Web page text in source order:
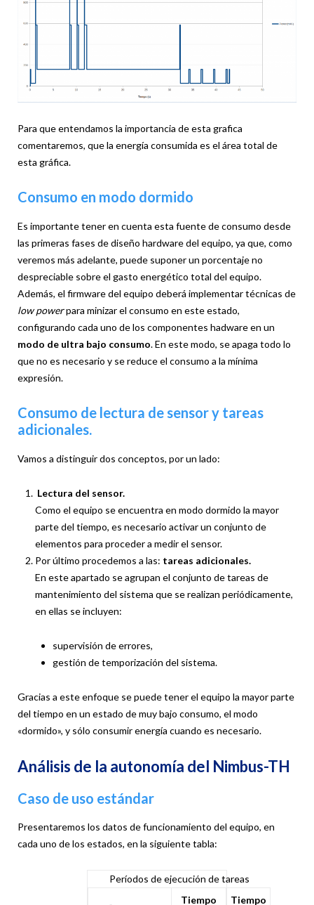
Para que entendamos la importancia de esta grafica
comentaremos, que la energía consumida es el área total de
esta gráfica.
Consumo en modo dormido
Es importante tener en cuenta esta fuente de consumo desde
las primeras fases de diseño hardware del equipo, ya que, como
veremos más adelante, puede suponer un porcentaje no
despreciable sobre el gasto energético total del equipo.
Además, el firmware del equipo deberá implementar técnicas de
low powerpara minizar el consumo en este estado,
configurando cada uno de los componentes hadware en un
modo de ultra bajo consumo. En este modo, se apaga todo lo
que no es necesario y se reduce el consumo a la mínima
expresión.
Consumo de lectura de sensor y tareas
adicionales.
Vamos a distinguir dos conceptos, por un lado:
Lectura del sensor.
Como el equipo se encuentra en modo dormido la mayor
parte del tiempo, es necesario activar un conjunto de
elementos para proceder a medir el sensor.
Por último procedemos a las: tareas adicionales.
En este apartado se agrupan el conjunto de tareas de
mantenimiento del sistema que se realizan periódicamente,
en ellas se incluyen:
supervisión de errores,
gestión de temporización del sistema.
Gracias a este enfoque se puede tener el equipo la mayor parte
del tiempo en un estado de muy bajo consumo, el modo
«dormido», y sólo consumir energía cuando es necesario.
Análisis de la autonomía del Nimbus-TH
Caso de uso estándar
Presentaremos los datos de funcionamiento del equipo, en
cada uno de los estados, en la siguiente tabla:
Períodos de ejecución de tareas
Tiempo
Tiempo